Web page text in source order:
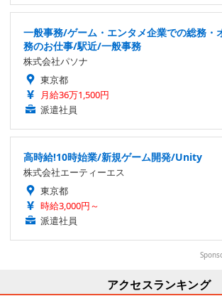
一般事務/ゲーム・エンタメ企業での総務・
務のお仕事/駅近/一般事務
株式会社パソナ
東京都
月給36万1,500円
派遣社員
高時給!10時始業/新規ゲーム開発/Unity
株式会社エーティーエス
東京都
時給3,000円～
派遣社員
アクセスランキング